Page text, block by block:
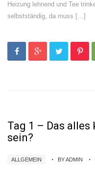
Heizung lehnend und Tee
selbstständig, da muss […]
Tag 1 – Das
sein?
ALLGEMEIN BY ADMIN